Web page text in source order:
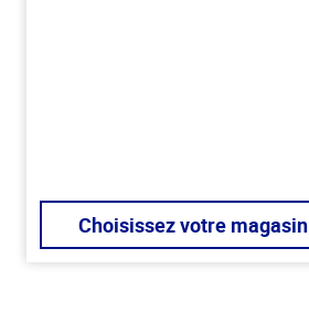
Choisissez votre magasin